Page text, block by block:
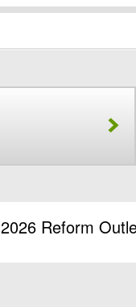
2026 Reform